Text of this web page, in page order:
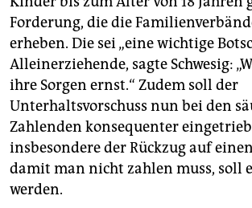
Forderung, die die
erheben. Die sei „eine wichtige
Alleinerziehende, sagte Schwesig:
ihre Sorgen ernst.“ Zudem soll der
Unterhaltsvorschuss nun bei den
Zahlenden konsequenter
insbesondere der Rückzug auf
damit man nicht zahlen muss, soll
werden.